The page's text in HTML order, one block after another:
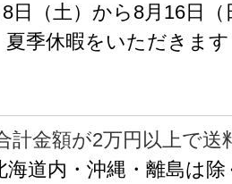
日（土）から8月16日
夏季休暇をいただきます
計金額が2万円以上で送
海道内・沖縄・離島は